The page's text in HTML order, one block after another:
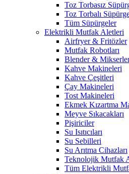
Toz Torbasız
Toz Torbalı
Tüm Süpürgeler
Elektrikli Mutfak Aletleri
Airfryer & Fritözler
Mutfak Robotları
Blender &
Kahve Makineleri
Kahve Çeşitleri
Çay Makineleri
Tost Makineleri
Ekmek Kızartma
Meyve Sıkacakları
Pişiriciler
Su Isıtıcıları
Su Sebilleri
Su Arıtma Cihazları
Teknolojik Mutfak
Tüm Elektrikli